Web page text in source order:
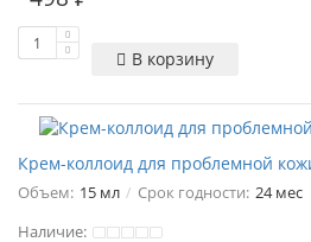
В корзину
Крем-коллоид для проблемной
Объем: 15 мл Срок годности: 24 мес
Наличие: